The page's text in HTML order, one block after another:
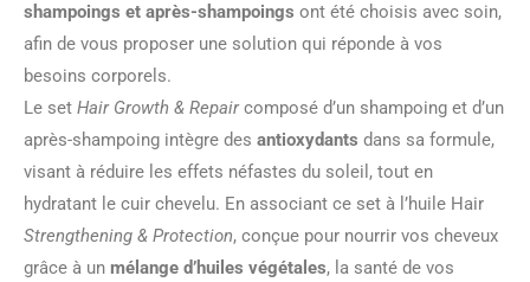
shampoings et après-shampoings ont été choisis avec soin,
afin de vous proposer une solution qui réponde à vos
besoins corporels.
Le set Hair Growth & Repaircomposé d’un shampoing et d’un
après-shampoing intègre des antioxydants dans sa formule,
visant à réduire les effets néfastes du soleil, tout en
hydratant le cuir chevelu. En associant ce set à l’huile Hair
Strengthening & Protection, conçue pour nourrir vos cheveux
grâce à un mélange d’huiles végétales, la santé de vos